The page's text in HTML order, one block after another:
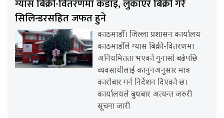
ग्यास बिक्री-वितरणमा कडाइ, लुकाएर बिक्री गरे
सिलिन्डरसहित जफत हुने
काठमाडौँ। जिल्ला प्रशासन कार्यालय
काठमाडौँले ग्यास बिक्री-वितरणमा
अनियमितता भएको गुनासो बढेपछि
व्यवसायीलाई कानुनअनुसार मात्र
कारोबार गर्न निर्देशन दिएको छ।
कार्यालयले बुधबार अत्यन्त जरुरी
सूचना जारी